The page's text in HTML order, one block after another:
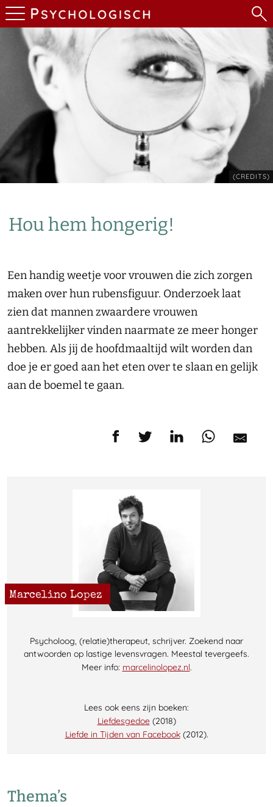
(CREDITS)
Hou hem hongerig!
Een handig weetje voor vrouwen die zich zorgen
maken over hun rubensfiguur. Onderzoek laat
zien dat mannen zwaardere vrouwen
aantrekkelijker vinden naarmate ze meer honger
hebben. Als jij de hoofdmaaltijd wilt worden dan
doe je er goed aan het eten over te slaan en gelijk
aan de boemel te gaan.
Marcelino Lopez
Psycholoog, (relatie)therapeut, schrijver. Zoekend naar
antwoorden op lastige levensvragen. Meestal tevergeefs.
Meer info: marcelinolopez.nl.
Lees ook eens zijn boeken:
Liefdesgedoe(2018)
Liefde in Tijden van Facebook(2012).
Thema’s